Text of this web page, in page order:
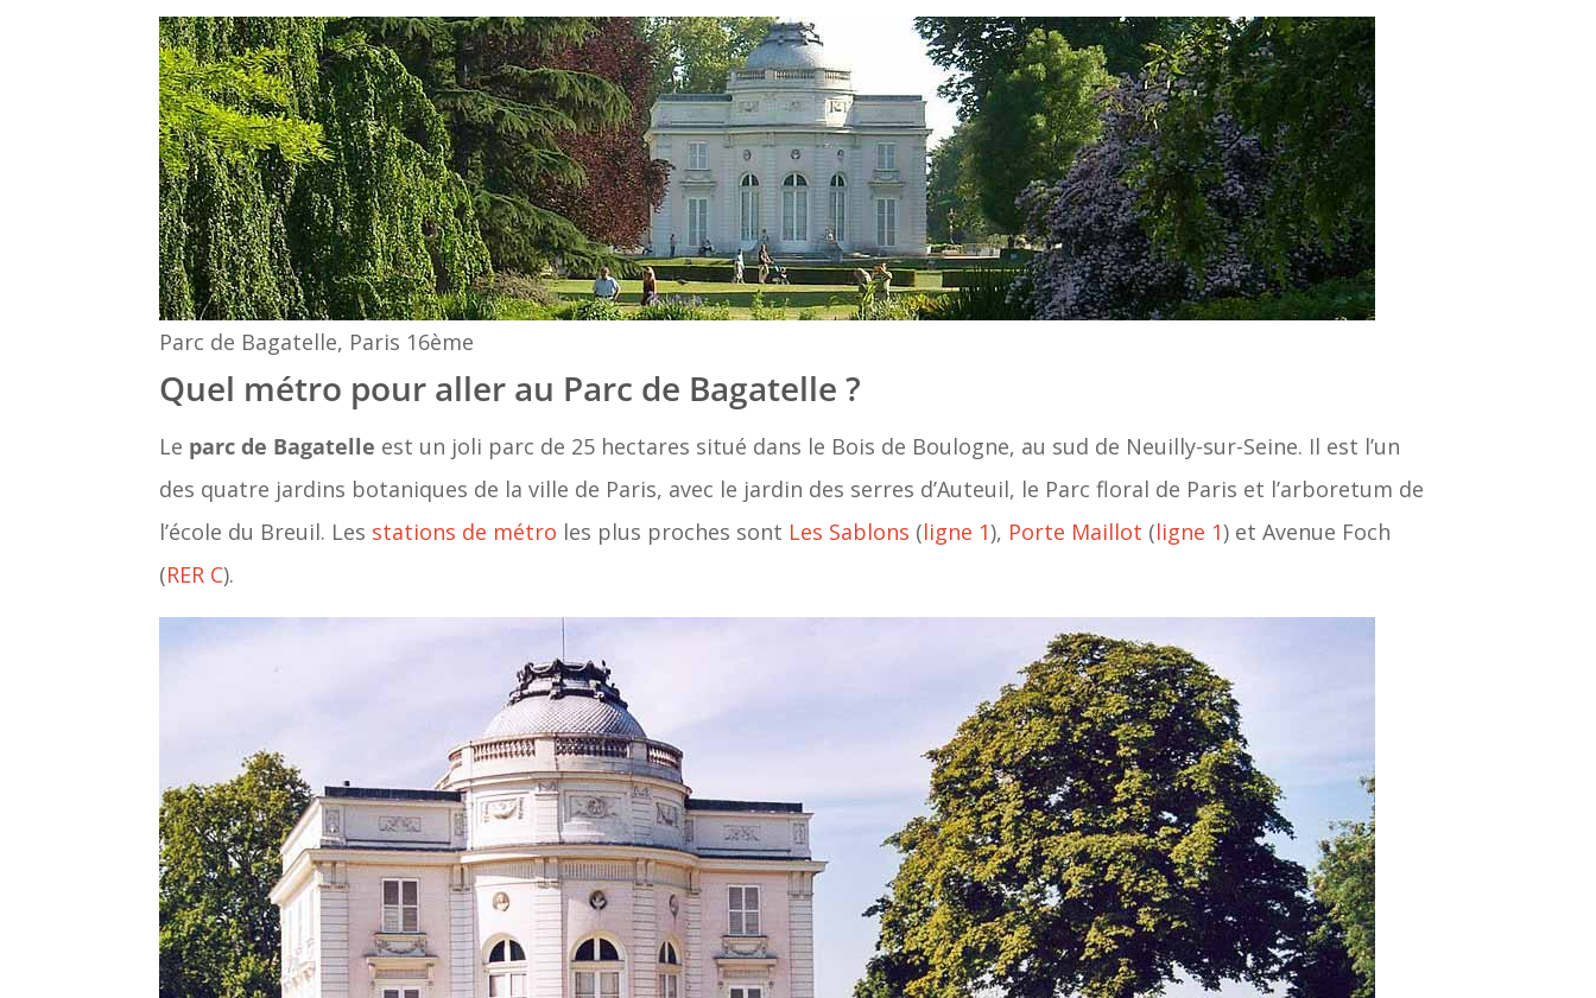
Parc de Bagatelle, Paris 16ème
Quel métro pour aller au Parc de Bagatelle ?
Le parc de Bagatelle est un joli parc de 25 hectares situé dans le Bois de Boulogne, au sud de Neuilly-sur-Seine. Il est l’un
des quatre jardins botaniques de la ville de Paris, avec le jardin des serres d’Auteuil, le Parc floral de Paris et l’arboretum de
l’école du Breuil. Les stations de métro les plus proches sont Les Sablons (ligne 1), Porte Maillot (ligne 1) et Avenue Foch
(RER C).